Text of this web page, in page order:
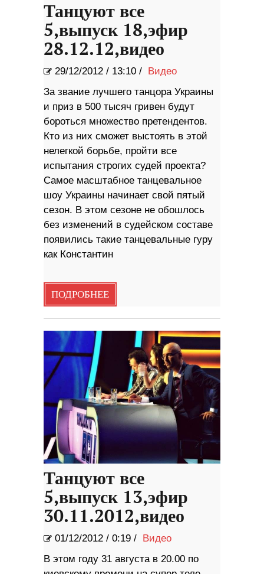
Танцуют все
5,выпуск 18,эфир
28.12.12,видео
29/12/2012 / 13:10 / Видео
За звание лучшего танцора Украины
и приз в 500 тысяч гривен будут
бороться множество претендентов.
Кто из них сможет выстоять в этой
нелегкой борьбе, пройти все
испытания строгих судей проекта?
Самое масштабное танцевальное
шоу Украины начинает свой пятый
сезон. В этом сезоне не обошлось
без изменений в судейском составе
появились такие танцевальные гуру
как Константин
ПОДРОБНЕЕ
Танцуют все
5,выпуск 13,эфир
30.11.2012,видео
01/12/2012 / 0:19 / Видео
В этом году 31 августа в 20.00 по